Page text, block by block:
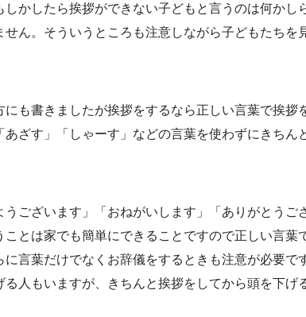
しかしたら挨拶ができない子どもと言うのは何かし
ん。 そういうところも注意しながら子どもたちを
にも書きましたが挨拶をするなら正しい言葉で挨拶
「あざす」「しゃーす」などの言葉を使わずにきちん
うございます」 「おねがいします」 「ありがとうご
ことは家でも簡単にできることですので正しい言葉
に言葉だけでなく お辞儀をするときも注意が必要で
る人もいますが、
きちんと挨拶をしてから頭を下げ